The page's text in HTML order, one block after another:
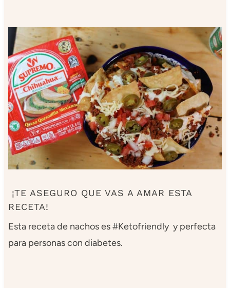
¡TE ASEGURO QUE VAS A AMAR ESTA
RECETA!
Esta receta de nachos es #Ketofriendly y perfecta
para personas con diabetes.